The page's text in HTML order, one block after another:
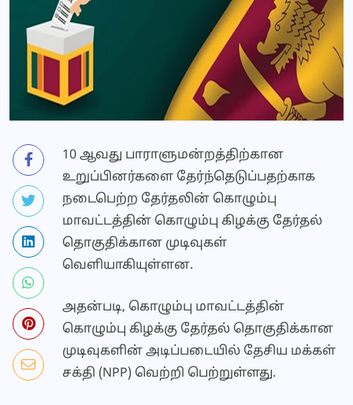
10 ஆவது பாராளுமன்றத்திற்கான
உறுப்பினர்களை தேர்ந்தெடுப்பதற்காக
நடைபெற்ற தேர்தலின் கொழும்பு
மாவட்டத்தின் கொழும்பு கிழக்கு தேர்தல்
தொகுதிக்கான முடிவுகள்
வெளியாகியுள்ளன.
அதன்படி, கொழும்பு மாவட்டத்தின்
கொழும்பு கிழக்கு தேர்தல் தொகுதிக்கான
முடிவுகளின் அடிப்படையில் தேசிய மக்கள்
சக்தி (NPP) வெற்றி பெற்றுள்ளது.